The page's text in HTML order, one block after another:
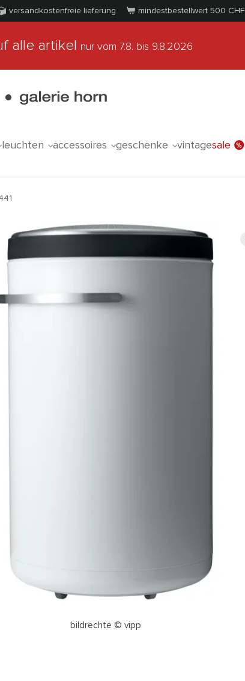
versandkostenfreie lieferung mindestbestellwert 500 CHF
alle artikel nur vom 7.8. bis 9.8.2026
leuchten accessoires geschenke vintagesale
bildrechte © vipp